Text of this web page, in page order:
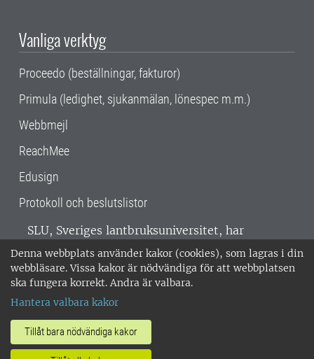
Denna webbplats använder kakor (cookies), som lagras i din
webbläsare. Vissa kakor är nödvändiga för att webbplatsen
ska fungera korrekt. Andra är valbara.
Hantera valbara kakor
Tillåt bara nödvändiga kakor
Vanliga verktyg
Proceedo (beställningar, fakturor)
Primula (ledighet, sjukanmälan, lönespec m.m.)
Webbmejl
ReachMee
Edusign
Protokoll och beslutslistor
SLU, Sveriges lantbruksuniversitet, har
verksamhet över hela Sverige. Huvudorter är
Alnarp, Uppsala och Umeå.SLU är
miljöcertifierat enligt ISO 14001. •
018-67 10 00 • Org nr: 202100-2817 •
Om SLU:s webbplatser
•Hantera kakor•Behandling av